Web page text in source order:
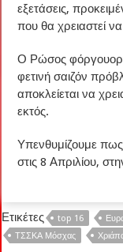
εξετάσεις,
που θα χρειαστεί
Ο Ρώσος
φετινή σαιζόν
αποκλείεται να
εκτός.
Υπενθυμίζουμε
στις 8 Απριλίου,
Ετικέτες top 16
ΤΣΣΚΑ Μόσχας